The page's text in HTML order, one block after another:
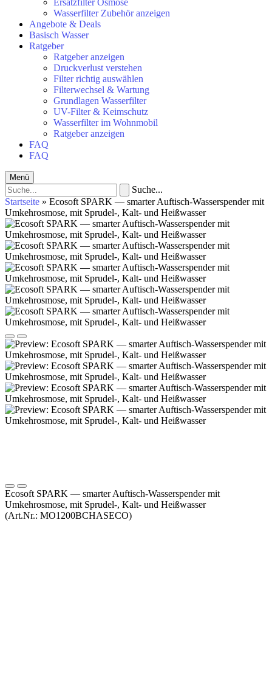
Ersatzfilter Osmose
Wasserfilter Zubehör anzeigen
Angebote & Deals
Basisch Wasser
Ratgeber
Ratgeber anzeigen
Druckverlust verstehen
Filter richtig auswählen
Filterwechsel & Wartung
Grundlagen Wasserfilter
UV-Filter & Keimschutz
Wasserfilter im Wohnmobil
Ratgeber anzeigen
FAQ
FAQ
Menü
Suche...
Startseite » Ecosoft SPARK — smarter Auftisch-Wasserspender mit
Umkehrosmose, mit Sprudel-, Kalt- und Heißwasser
Ecosoft SPARK — smarter Auftisch-Wasserspender mit
Umkehrosmose, mit Sprudel-, Kalt- und Heißwasser
(Art.Nr.: MO1200BСHASECO)